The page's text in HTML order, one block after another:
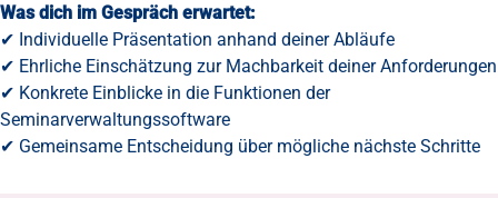
Was dich im Gespräch erwartet:
✔ Individuelle Präsentation anhand deiner Abläufe
✔ Ehrliche Einschätzung zur Machbarkeit deiner Anforderungen
✔ Konkrete Einblicke in die Funktionen der
Seminarverwaltungssoftware
✔ Gemeinsame Entscheidung über mögliche nächste Schritte